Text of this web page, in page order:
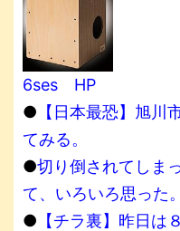
6ses HP
● 【日本最恐】旭川
てみる。
●切り倒されてしま
て、いろいろ思った。
● 【チラ裏】昨日は